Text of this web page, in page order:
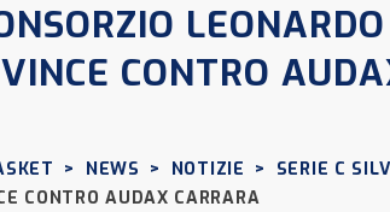
CONTRO
> NEWS > NOTIZIE > SERIE C
CONTRO AUDAX CARRARA